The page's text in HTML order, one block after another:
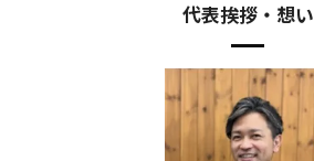
代表挨拶・想い